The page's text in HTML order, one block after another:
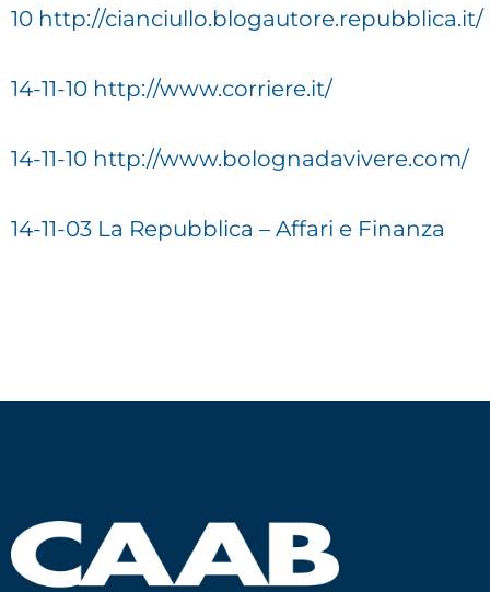
10 http://cianciullo.blogautore.repubblica.it/
14-11-10 http://www.corriere.it/
14-11-10 http://www.bolognadavivere.com/
14-11-03 La Repubblica – Affari e Finanza